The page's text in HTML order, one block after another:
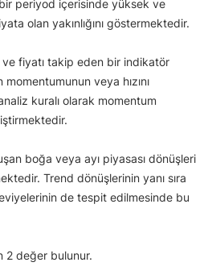
periyod içerisinde yüksek ve
olan yakınlığını göstermektedir.
fiyatı takip eden bir indikatör
veya hızını
kuralı olarak momentum
boğa veya ayı piyasası dönüşleri
Trend dönüşlerinin yanı sıra
seviyelerinin de tespit edilmesinde bu
2 değer bulunur.